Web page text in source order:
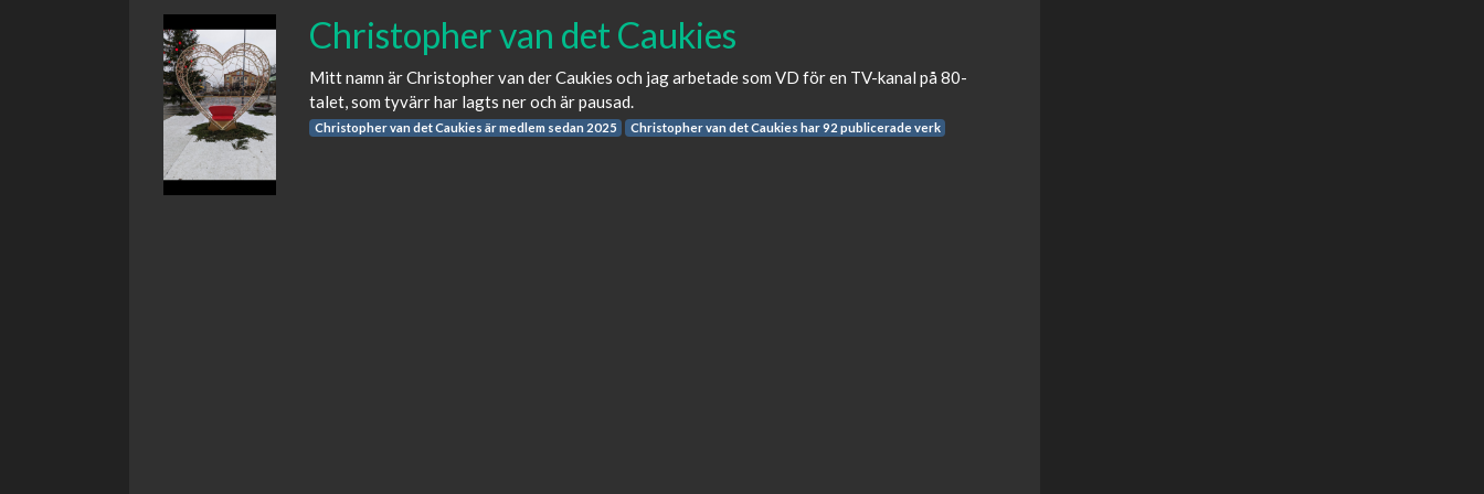
Christopher van det Caukies
Mitt namn är Christopher van der Caukies och jag arbetade som VD för en TV-kanal på 80-
talet, som tyvärr har lagts ner och är pausad.
Christopher van det Caukies är medlem sedan 2025 Christopher van det Caukies har 92 publicerade verk